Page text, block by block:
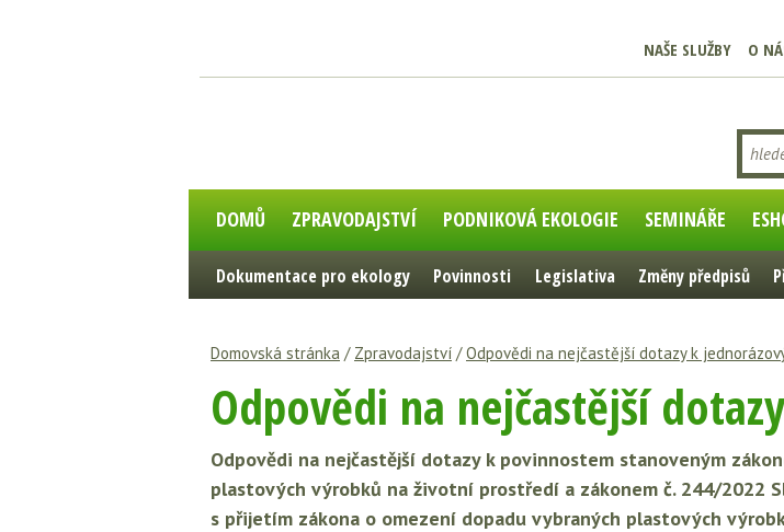
NAŠE SLUŽBY O
DOMŮ ZPRAVODAJSTVÍ PODNIKOVÁ EKOLOGIE SEMINÁŘE
Dokumentace pro ekology Povinnosti Legislativa Změny předpisů
Domovská stránka / Zpravodajství /Odpovědi na nejčastější dotazy k
Odpovědi na nejčastější
Odpovědi na nejčastější dotazy k povinnostem stanoveným
plastových výrobků na životní prostředí a zákonem č. 244/2022
s přijetím zákona o omezení dopadu vybraných plastových